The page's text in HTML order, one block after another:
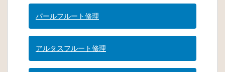
パールフルート修理
アルタスフルート修理